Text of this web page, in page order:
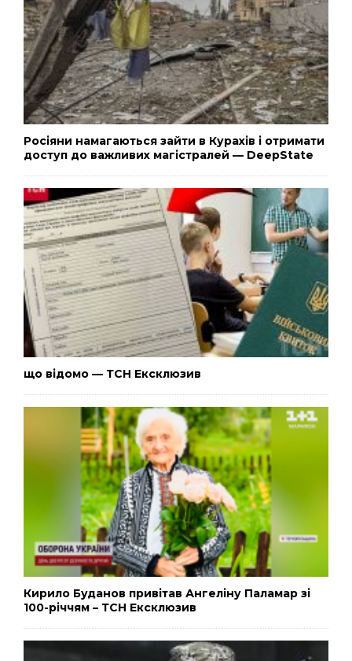
Росіяни намагаються зайти в Курахів і отримати
доступ до важливих магістралей — DeepState
що відомо — ТСН Ексклюзив
Кирило Буданов привітав Ангеліну Паламар зі
100-річчям – ТСН Ексклюзив